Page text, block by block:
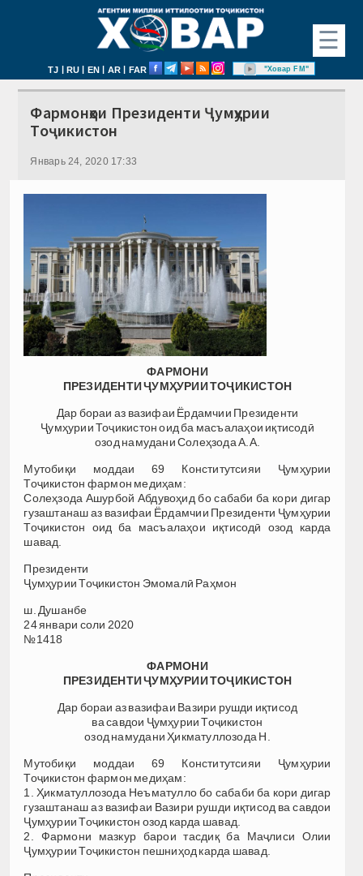
☰
TJ | RU | EN | AR | FAR "Ховар FM"
Фармонҳои Президенти Ҷумҳурии
Тоҷикистон
Январь 24, 2020 17:33
ФАРМОНИ
ПРЕЗИДЕНТИ ҶУМҲУРИИ ТОҶИКИСТОН
Дар бораи аз вазифаи Ёрдамчии Президенти
Ҷумҳурии Тоҷикистон оид ба масъалаҳои иқтисодӣ
озод намудани Солеҳзода А.А.
Мутобиқи моддаи 69 Конститутсияи Ҷумҳурии
Тоҷикистон фармон медиҳам:
Солеҳзода Ашурбой Абдувоҳид бо сабаби ба кори дигар
гузаштанаш аз вазифаи Ёрдамчии Президенти Ҷумҳурии
Тоҷикистон оид ба масъалаҳои иқтисодӣ озод карда
шавад.
Президенти
Ҷумҳурии Тоҷикистон Эмомалӣ Раҳмон
ш. Душанбе
24 январи соли 2020
№1418
ФАРМОНИ
ПРЕЗИДЕНТИ ҶУМҲУРИИ ТОҶИКИСТОН
Дар бораи аз вазифаи Вазири рушди иқтисод
ва савдои Ҷумҳурии Тоҷикистон
озод намудани Ҳикматуллозода Н.
Мутобиқи моддаи 69 Конститутсияи Ҷумҳурии
Тоҷикистон фармон медиҳам:
1. Ҳикматуллозода Неъматулло бо сабаби ба кори дигар
гузаштанаш аз вазифаи Вазири рушди иқтисод ва савдои
Ҷумҳурии Тоҷикистон озод карда шавад.
2. Фармони мазкур барои тасдиқ ба Маҷлиси Олии
Ҷумҳурии Тоҷикистон пешниҳод карда шавад.